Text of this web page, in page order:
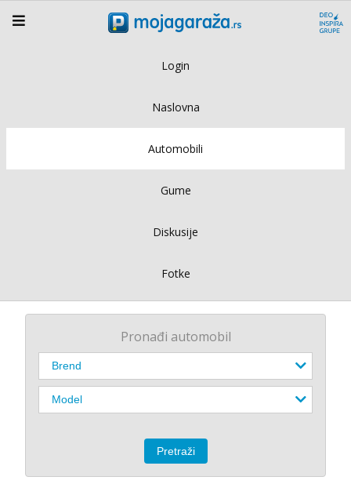
Login
Naslovna
Automobili
Gume
Diskusije
Fotke
Pronađi automobil